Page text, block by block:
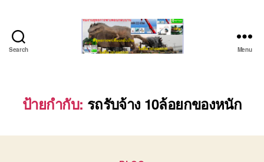
Search
ยก
ของ
ติดต่อ
Menu
ป้ายกำกับ: รถรับจ้าง 10ล้อยกของหนัก